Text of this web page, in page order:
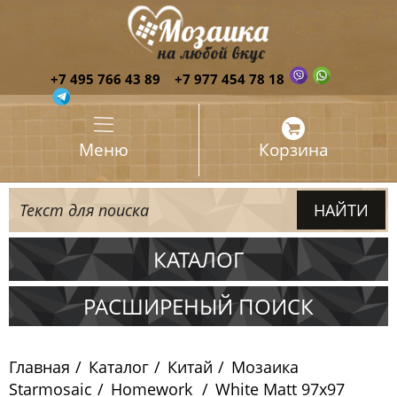
+7 495 766 43 89 +7 977 454 78 18
Меню Корзина
КАТАЛОГ
Испания
Китай
РАСШИРЕНЫЙ ПОИСК
Главная Каталог Китай
Мозаика
Starmosaic
Homework
White Matt 97х97